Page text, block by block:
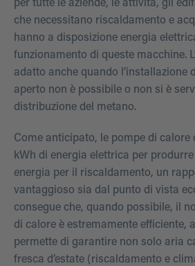
per tutte le aziende, le attività, gli
che necessitano riscaldamento e
hanno a disposizione energia
funzionamento di queste macchine.
adatto anche quando l’installazione
aperto non è possibile o non si è
distribuzione del metano.
Come anticipato, le pompe di calore
kWh di energia elettrica per
energia per il riscaldamento, un
vantaggioso sia dal punto di vista
consegue che, quando possibile, il
di calore è estremamente efficiente,
permette di garantire non solo aria
fresca d’estate (riscaldamento e